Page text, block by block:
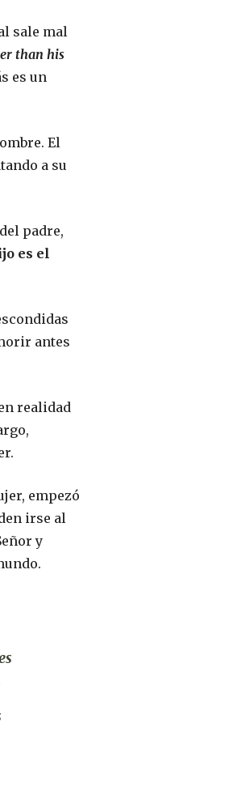
sale mal
than his
es un
El
a su
padre,
es el
antes
realidad
empezó
irse al
y